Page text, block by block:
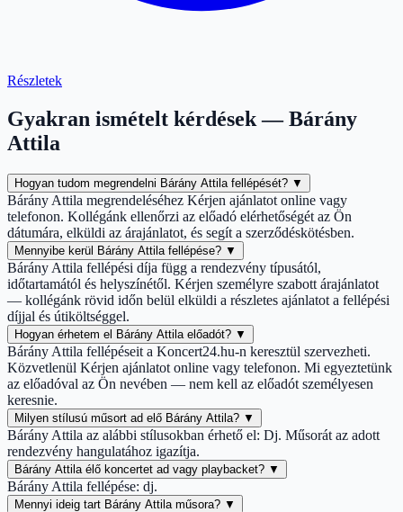
Részletek
Gyakran ismételt kérdések — Bárány
Attila
Hogyan tudom megrendelni Bárány Attila fellépését? ▼
Bárány Attila megrendeléséhez Kérjen ajánlatot online vagy
telefonon. Kollégánk ellenőrzi az előadó elérhetőségét az Ön
dátumára, elküldi az árajánlatot, és segít a szerződéskötésben.
Mennyibe kerül Bárány Attila fellépése? ▼
Bárány Attila fellépési díja függ a rendezvény típusától,
időtartamától és helyszínétől. Kérjen személyre szabott árajánlatot
— kollégánk rövid időn belül elküldi a részletes ajánlatot a fellépési
díjjal és útiköltséggel.
Hogyan érhetem el Bárány Attila előadót? ▼
Bárány Attila fellépéseit a Koncert24.hu-n keresztül szervezheti.
Közvetlenül Kérjen ajánlatot online vagy telefonon. Mi egyeztetünk
az előadóval az Ön nevében — nem kell az előadót személyesen
keresnie.
Milyen stílusú műsort ad elő Bárány Attila? ▼
Bárány Attila az alábbi stílusokban érhető el: Dj. Műsorát az adott
rendezvény hangulatához igazítja.
Bárány Attila élő koncertet ad vagy playbacket? ▼
Bárány Attila fellépése: dj.
Mennyi ideig tart Bárány Attila műsora? ▼